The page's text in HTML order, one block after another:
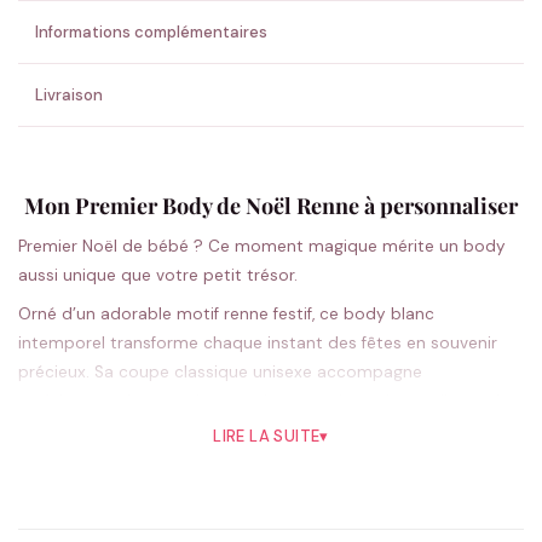
Informations complémentaires
Livraison
Mon Premier Body de Noël Renne à personnaliser
Premier Noël de bébé ? Ce moment magique mérite un body
aussi unique que votre petit trésor.
Orné d’un adorable motif renne festif, ce body blanc
intemporel transforme chaque instant des fêtes en souvenir
précieux. Sa coupe classique unisexe accompagne
options de personnalisation vous permettent d’ajouter le
LIRE LA SUITE▾